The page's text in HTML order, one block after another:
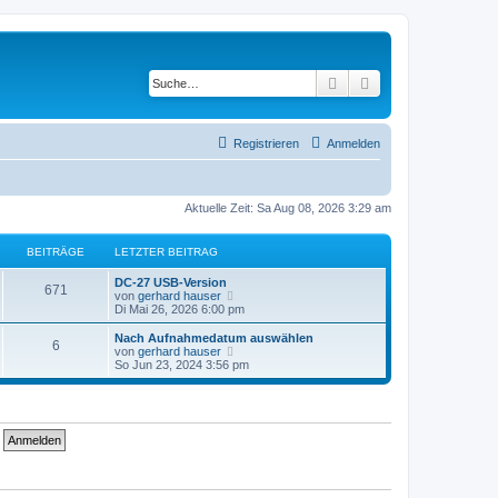
Suche
Anmelden
Registrieren
Aktuelle Zeit: Sa Aug 08, 2026 3:29 am
BEITRÄGE LETZTER BEITRAG
671
DC-27 USB-Version
von gerhard hauser
e
u
e
t
r
i
Di Mai 26, 2026 6:00 pm
6
Nach Aufnahmedatum auswählen
von gerhard hauser
e
u
So Jun 23, 2024 3:56 pm